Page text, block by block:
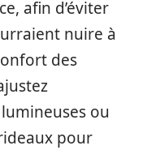
afin d’éviter
nuire à
des
ou
pour